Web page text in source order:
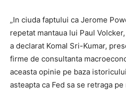
„In ciuda faptului ca Jerome
repetat mantaua lui Paul
a declarat Komal Sri-Kumar,
firme de consultanta
aceasta opinie pe baza
asteapta ca Fed sa se retraga